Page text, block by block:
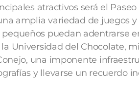
atractivos será el
amplia variedad de juegos y
puedan adentrarse
Universidad del Chocolate,
una imponente
y llevarse un recuerdo